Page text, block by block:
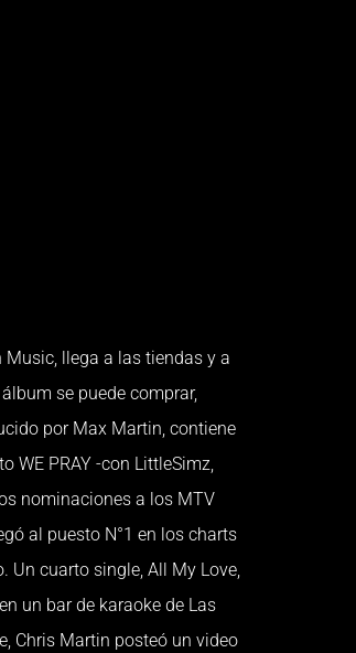
llega a las tiendas y a
se puede comprar,
por Max Martin, contiene
WE PRAY -con LittleSimz,
nominaciones a los MTV
al puesto N°1 en los charts
Un cuarto single, All My Love,
un bar de karaoke de Las
Chris Martin posteó un video